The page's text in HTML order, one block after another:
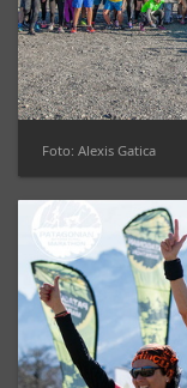
Foto: Alexis Gatica